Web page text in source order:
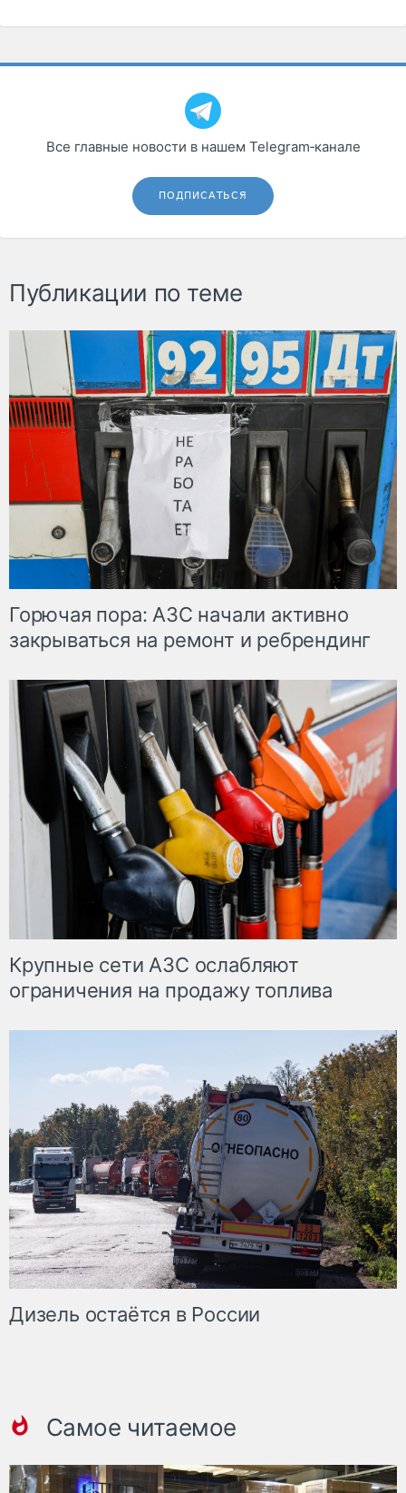
Все главные новости в нашем Telegram‑канале
ПОДПИСАТЬСЯ
Публикации по теме
Горючая пора: АЗС начали активно
закрываться на ремонт и ребрендинг
Крупные сети АЗС ослабляют
ограничения на продажу топлива
Дизель остаётся в России
Самое читаемое